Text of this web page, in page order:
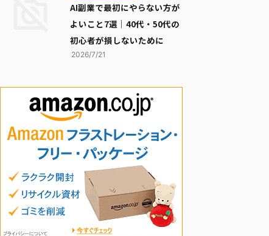
AI副業で最初にやらない方が
よいこと7選｜40代・50代の
初心者が損しないために
2026/7/21